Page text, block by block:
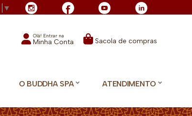
▼
Olá! Entrar na
Minha Conta Sacola de compras
O BUDDHA SPA ATENDIMENTO